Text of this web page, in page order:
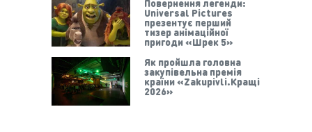
Universal Pictures
презентує перший
тизер анімаційної
пригоди «Шрек 5»
Як пройшла головна
закупівельна премія
країни «Zakupivli.Кращі
2026»